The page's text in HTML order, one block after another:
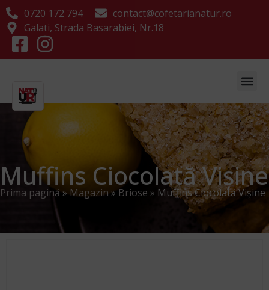
0720 172 794
contact@cofetarianatur.ro
Galati, Strada Basarabiei, Nr.18
Muffins Ciocolată Vișine
Prima pagină »Magazin » Briose » Muffins Ciocolată Vișine